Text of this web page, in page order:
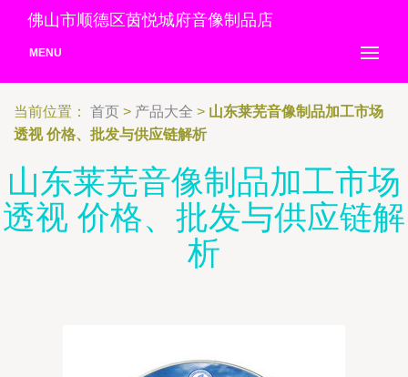
佛山市顺德区茵悦城府音像制品店
MENU
当前位置： 首页 > 产品大全 > 山东莱芜音像制品加工市场
透视 价格、批发与供应链解析
山东莱芜音像制品加工市场
透视 价格、批发与供应链解
析